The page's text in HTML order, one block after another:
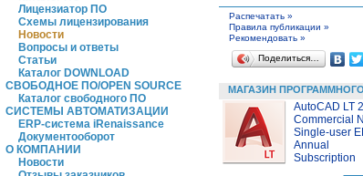
Лицензиатор ПО
Схемы лицензирования
Новости
Вопросы и ответы
Статьи
Каталог DOWNLOAD
СВОБОДНОЕ ПО/OPEN SOURCE
Каталог свободного ПО
СИСТЕМЫ АВТОМАТИЗАЦИИ
ERP-система iRenaissance
Документооборот
О КОМПАНИИ
Новости
Распечатать »
Правила публикации »
Рекомендовать »
Поделиться…
МАГАЗИН
AutoCAD LT
Commercial
Single-user
Annual
Subscription